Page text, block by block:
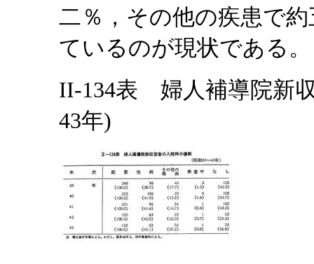
二％，その他の疾患で
ているのが現状である。
II-134表 婦人補導院新
43年)